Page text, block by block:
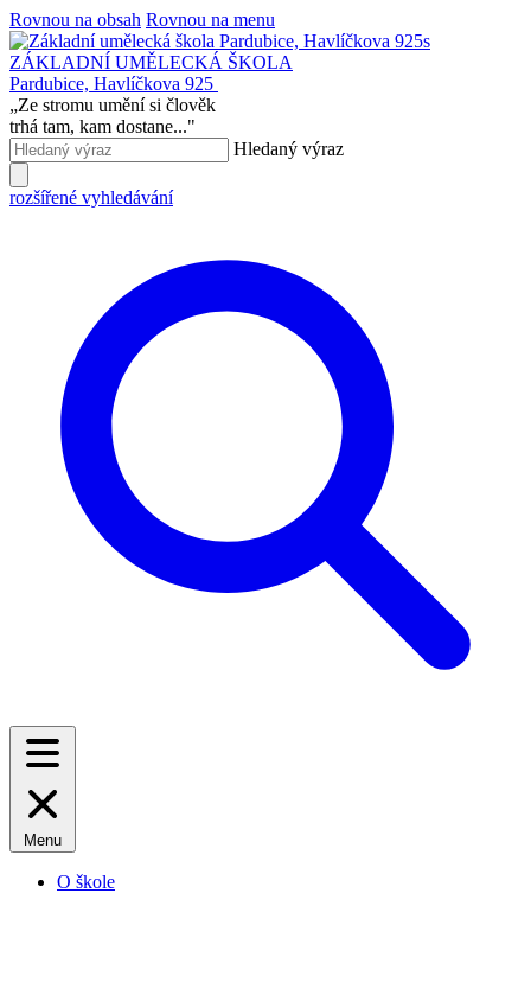
Rovnou na obsah Rovnou na menu
ZÁKLADNÍ UMĚLECKÁ ŠKOLA
Pardubice, Havlíčkova 925
„Ze stromu umění si člověk
trhá tam, kam dostane..."
Hledaný výraz
rozšířené vyhledávání
Menu
O škole